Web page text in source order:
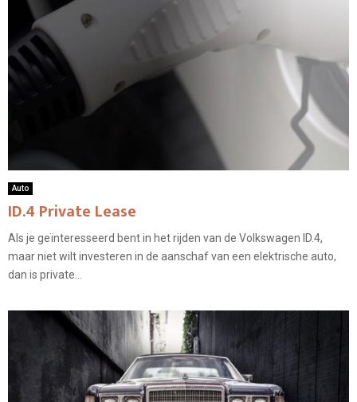
Auto
ID.4 Private Lease
Als je geïnteresseerd bent in het rijden van de Volkswagen ID.4,
maar niet wilt investeren in de aanschaf van een elektrische auto,
dan is private...